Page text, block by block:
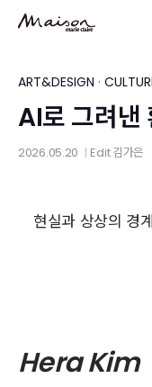
content
ART&DESIGN ·
AI로 그려낸
2026.05.20 Edit김가은
현실과 상상의 경
Hera Kim